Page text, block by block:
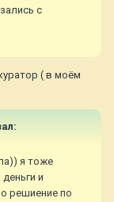
с
( в моём
я тоже
и
решиение по